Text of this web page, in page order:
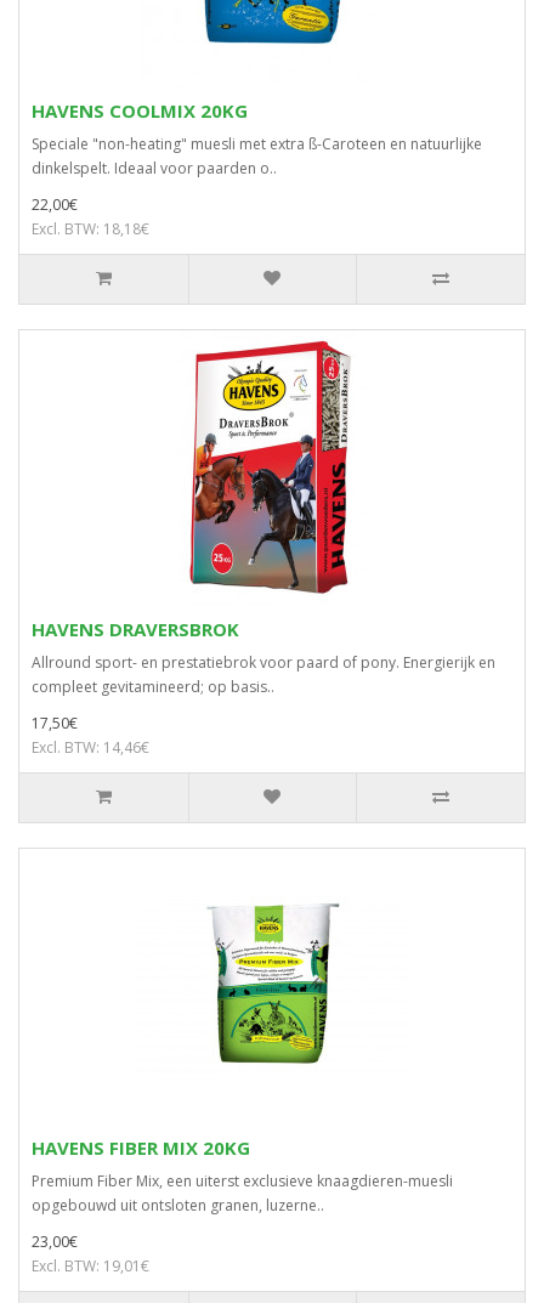
HAVENS COOLMIX 20KG
Speciale "non-heating" muesli met extra ß-Caroteen en natuurlijke
dinkelspelt. Ideaal voor paarden o..
22,00€
Excl. BTW: 18,18€
HAVENS DRAVERSBROK
Allround sport- en prestatiebrok voor paard of pony. Energierijk en
compleet gevitamineerd; op basis..
17,50€
Excl. BTW: 14,46€
HAVENS FIBER MIX 20KG
Premium Fiber Mix, een uiterst exclusieve knaagdieren-muesli
opgebouwd uit ontsloten granen, luzerne..
23,00€
Excl. BTW: 19,01€